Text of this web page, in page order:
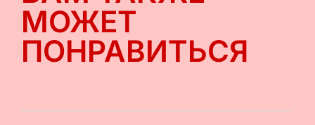
МОЖЕТ
ПОНРАВИТЬСЯ